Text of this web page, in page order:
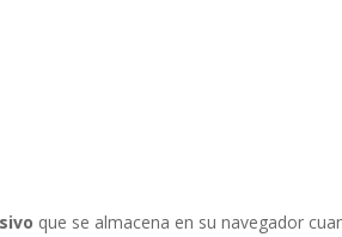
que se almacena en su navegador